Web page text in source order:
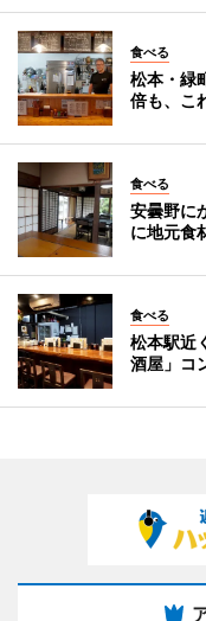
食べる
松本・緑
倍も、こ
食べる
安曇野に
に地元食
食べる
松本駅近
酒屋」コ